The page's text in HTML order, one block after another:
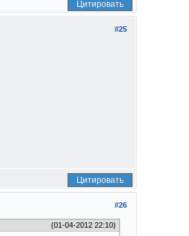
Цитировать
#25
Цитировать
#26
(01-04-2012 22:10)